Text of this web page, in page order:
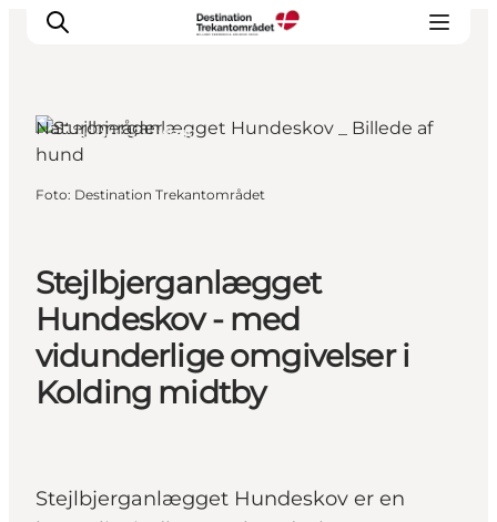
LEGOLAND® Billund Resort
Overnatning
Planlæg din rejse
Køb
Stejlbjerganlægget
Hundeskov - med
vidunderlige omgivelser i
Kolding midtby
Stejlbjerganlægget Hundeskov er en
Kolding, Sydjylland
Naturområder
Foto: Destination Trekantområdet